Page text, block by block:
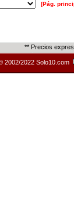
[Pág.
** Precios
2002/2022 Solo10.com